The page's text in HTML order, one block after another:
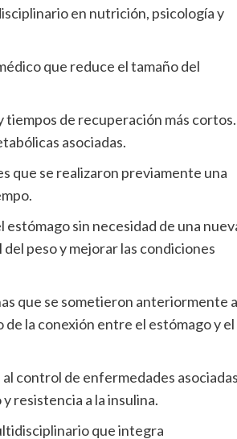
en nutrición, psicología y
que reduce el tamaño del
de recuperación más cortos.
asociadas.
que se realizaron previamente una
sin necesidad de una
peso y mejorar las condiciones
que se sometieron anteriormente a
la conexión entre el estómago y el
control de enfermedades
resistencia a la insulina.
que integra